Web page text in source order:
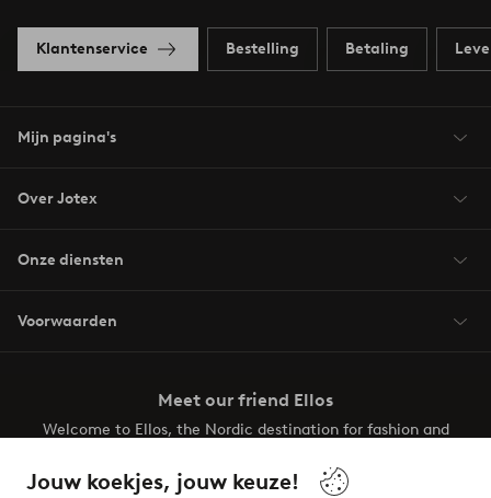
Jouw koekjes, jouw keuze!
Klantenservice Bestelling Betaling
Mijn pagina's
Over Jotex
Onze diensten
Voorwaarden
Meet our friend Ellos
Welcome to Ellos, the Nordic destination for fashion and
your wardrobe. Your next inspiring look is here!